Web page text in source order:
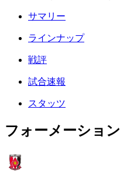
サマリー
ラインナップ
戦評
試合速報
スタッツ
フォーメーション